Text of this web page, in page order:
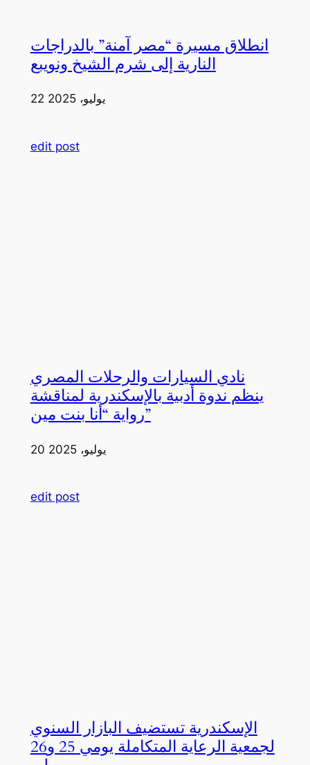
انطلاق مسيرة “مصر آمنة” بالدراجات
النارية إلى شرم الشيخ ونويبع
22 يوليو، 2025
edit post
نادي السيارات والرحلات المصري
ينظم ندوة أدبية بالإسكندرية لمناقشة
رواية “أنا بنت مين”
20 يوليو، 2025
edit post
الإسكندرية تستضيف البازار السنوي
لجمعية الرعاية المتكاملة يومي 25 و26